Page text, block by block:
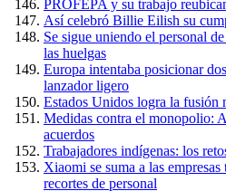
PROFEPA y su trabajo
Así celebró Billie Eilish su
Se sigue uniendo el personal
las huelgas
Europa intentaba posicionar
lanzador ligero
Estados Unidos logra la fusión
Medidas contra el monopolio:
acuerdos
Trabajadores indígenas: los
Xiaomi se suma a las
recortes de personal